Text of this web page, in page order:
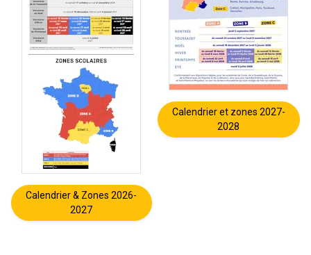
Calendrier & Zones 2026-
2027
Calendrier et zones 2027-
2028